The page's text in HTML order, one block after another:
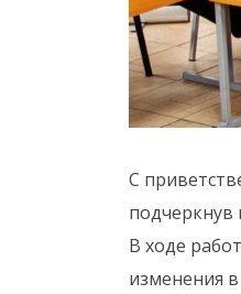
С
подчеркнув
В ходе
изменения